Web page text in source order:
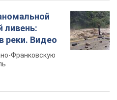
реки. Видео
Франковскую